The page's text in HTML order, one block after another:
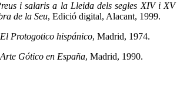
i salaris a la Lleida dels segles XIV i XV
de la Seu, Edició digital, Alacant, 1999.
El Protogotico hispánico, Madrid, 1974.
Arte Gótico en España, Madrid, 1990.